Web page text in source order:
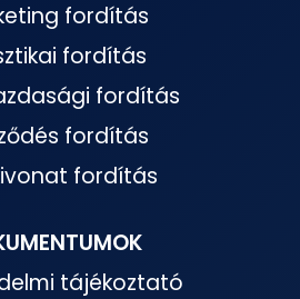
fordítás
fordítás
fordítás
fordítás
fordítás
tájékoztató